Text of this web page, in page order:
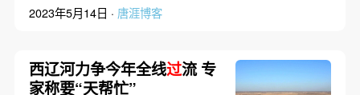
2023年5月14日 · 唐涯博客
西辽河力争今年全线过流 专
家称要“天帮忙”